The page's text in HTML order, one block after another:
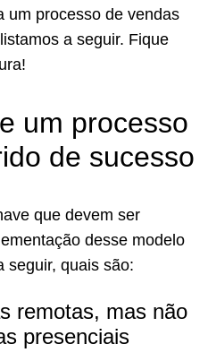
um processo de vendas
a seguir. Fique
um processo
de sucesso
que devem ser
desse modelo
seguir, quais são:
remotas, mas não
presenciais